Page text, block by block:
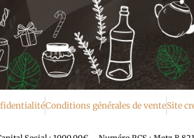
Conditions générales de venteSite